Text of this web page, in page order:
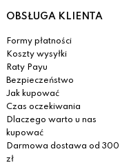
OBSŁUGA KLIENTA
Formy płatności
Koszty wysyłki
Raty Payu
Bezpieczeństwo
Jak kupować
Czas oczekiwania
Dlaczego warto u nas
kupować
Darmowa dostawa od 300
zł